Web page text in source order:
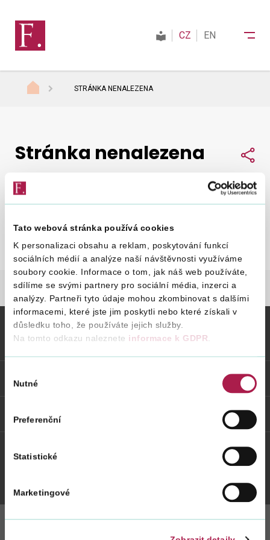
Tato webová stránka používá cookies
K personalizaci obsahu a reklam, poskytování funkcí
sociálních médií a analýze naší návštěvnosti využíváme
soubory cookie. Informace o tom, jak náš web používáte,
sdílíme se svými partnery pro sociální média, inzerci a
analýzy. Partneři tyto údaje mohou zkombinovat s dalšími
informacemi, které jste jim poskytli nebo které získali v
důsledku toho, že používáte jejich služby.
Na tomto odkazu naleznete informace k GDPR.
souhlasu
Nutné
Preferenční
Statistické
Marketingové
Daně
Mezinárodní spolupráce
Kontakty
Vyhledat na webu
CZ EN
STRÁNKA NENALEZENA
Nepodařilo se nám najít, co jste hledali.
znovu.
Stránka nenalezena
STRÁNKA NENALEZENA
Vybrané informace
Odkazy
Weby FS
Instagram